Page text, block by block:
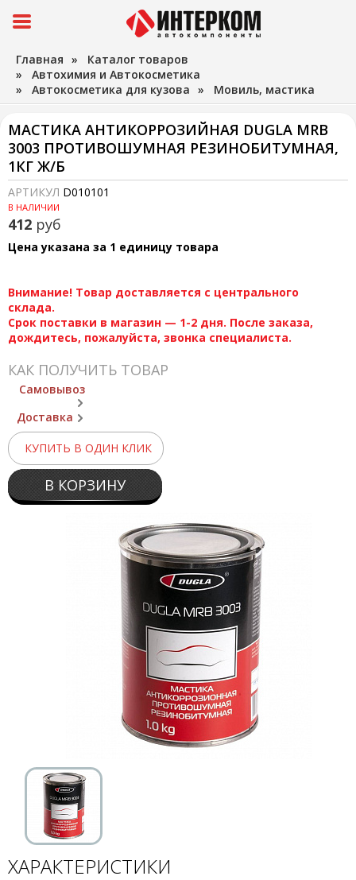
Главная » Каталог товаров
» Автохимия и Автокосметика
» Автокосметика для кузова » Мовиль, мастика
МАСТИКА АНТИКОРРОЗИЙНАЯ DUGLA MRB
3003 ПРОТИВОШУМНАЯ РЕЗИНОБИТУМНАЯ,
1КГ Ж/Б
АРТИКУЛ D010101
В НАЛИЧИИ
412 руб
Цена указана за 1 единицу товара
Внимание! Товар доставляется с центрального
склада.
Срок поставки в магазин — 1-2 дня. После заказа,
дождитесь, пожалуйста, звонка специалиста.
КАК ПОЛУЧИТЬ ТОВАР
Самовывоз
Доставка
КУПИТЬ В ОДИН КЛИК
В КОРЗИНУ
ХАРАКТЕРИСТИКИ